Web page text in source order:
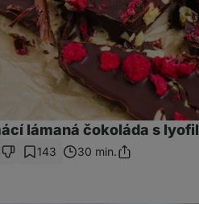
lámaná čokoláda s
143 30 min.Sdílet